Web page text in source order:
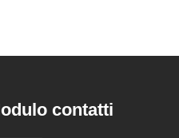
contatti